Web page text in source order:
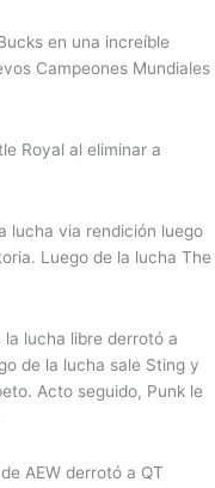
en una increíble
Campeones Mundiales
Royal al eliminar a
lucha via rendición luego
Luego de la lucha The
la lucha libre derrotó a
de la lucha sale Sting y
Acto seguido, Punk le
AEW derrotó a QT